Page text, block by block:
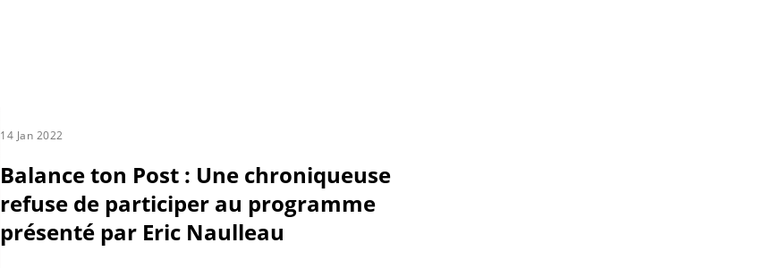
14 Jan 2022
Balance ton Post : Une chroniqueuse
refuse de participer au programme
présenté par Eric Naulleau